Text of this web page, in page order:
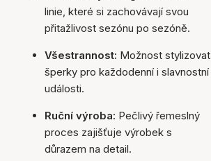
linie, které si zachovávají svou
přitažlivost sezónu po sezóně.
Všestrannost: Možnost stylizovat
šperky pro každodenní i slavnostní
události.
Ruční výroba: Pečlivý řemeslný
proces zajišťuje výrobek s
důrazem na detail.